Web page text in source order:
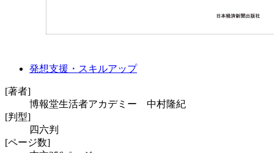
発想支援・スキルアップ
[著者]
博報堂生活者アカデミー 中村隆紀
[判型]
四六判
[ページ数]